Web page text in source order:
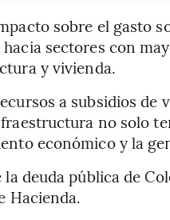
sobre el gasto
sectores con
y vivienda.
a subsidios de
no solo
económico y la
deuda pública de
Hacienda.